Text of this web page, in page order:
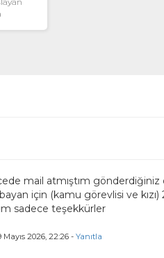
mail atmıştım gönderdiğiniz
için (kamu görevlisi ve
sadece teşekkürler
Mayıs 2026, 22:26 -Yanıtla